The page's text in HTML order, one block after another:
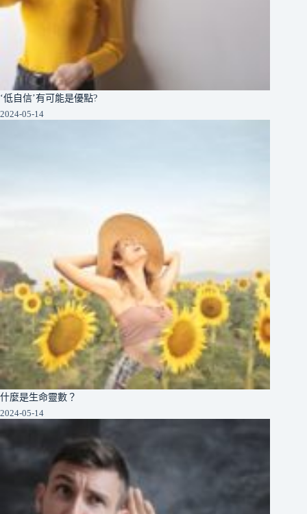
‘低自信’有可能是優點?
2024-05-14
什麼是生命靈數？
2024-05-14